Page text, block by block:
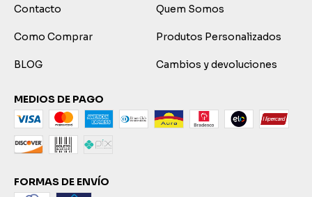
Contacto Quem Somos
Como Comprar Produtos Personalizados
BLOG Cambios y devoluciones
MEDIOS DE PAGO
FORMAS DE ENVÍO